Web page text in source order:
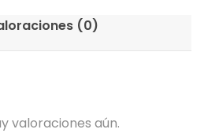
(0)
valoraciones aún.